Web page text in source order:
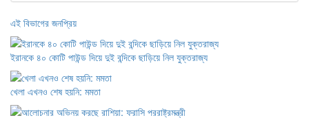
এই বিভাগের জনপ্রিয়
ইরানকে ৪০ কোটি পাউন্ড দিয়ে দুই বন্দিকে ছাড়িয়ে নিল যুক্তরাজ্য
খেলা এখনও শেষ হয়নি: মমতা